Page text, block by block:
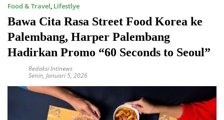
Food & Travel, Lifestlye
Bawa Cita Rasa Street Food Korea ke
Palembang, Harper Palembang
Hadirkan Promo “60 Seconds to Seoul”
Redaksi Intinews
Senin, Januari 5, 2026